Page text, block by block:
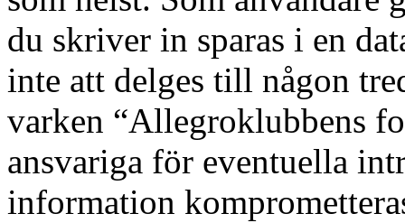
du skriver in sparas i en
inte att delges till någon
varken “Allegroklubbens
ansvariga för eventuella
information